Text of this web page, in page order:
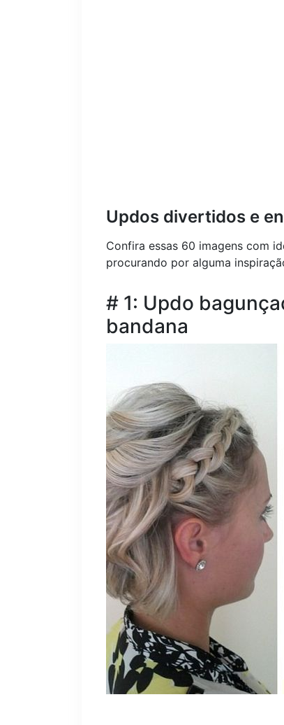
Updos divertidos e
Confira essas 60 imagens com
procurando por alguma
# 1: Updo
bandana